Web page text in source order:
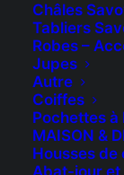
Châles
Tabliers
Robes –
Jupes
Autre
Coiffes
Pochettes à
MAISON &
Housses de
Abat-jour et